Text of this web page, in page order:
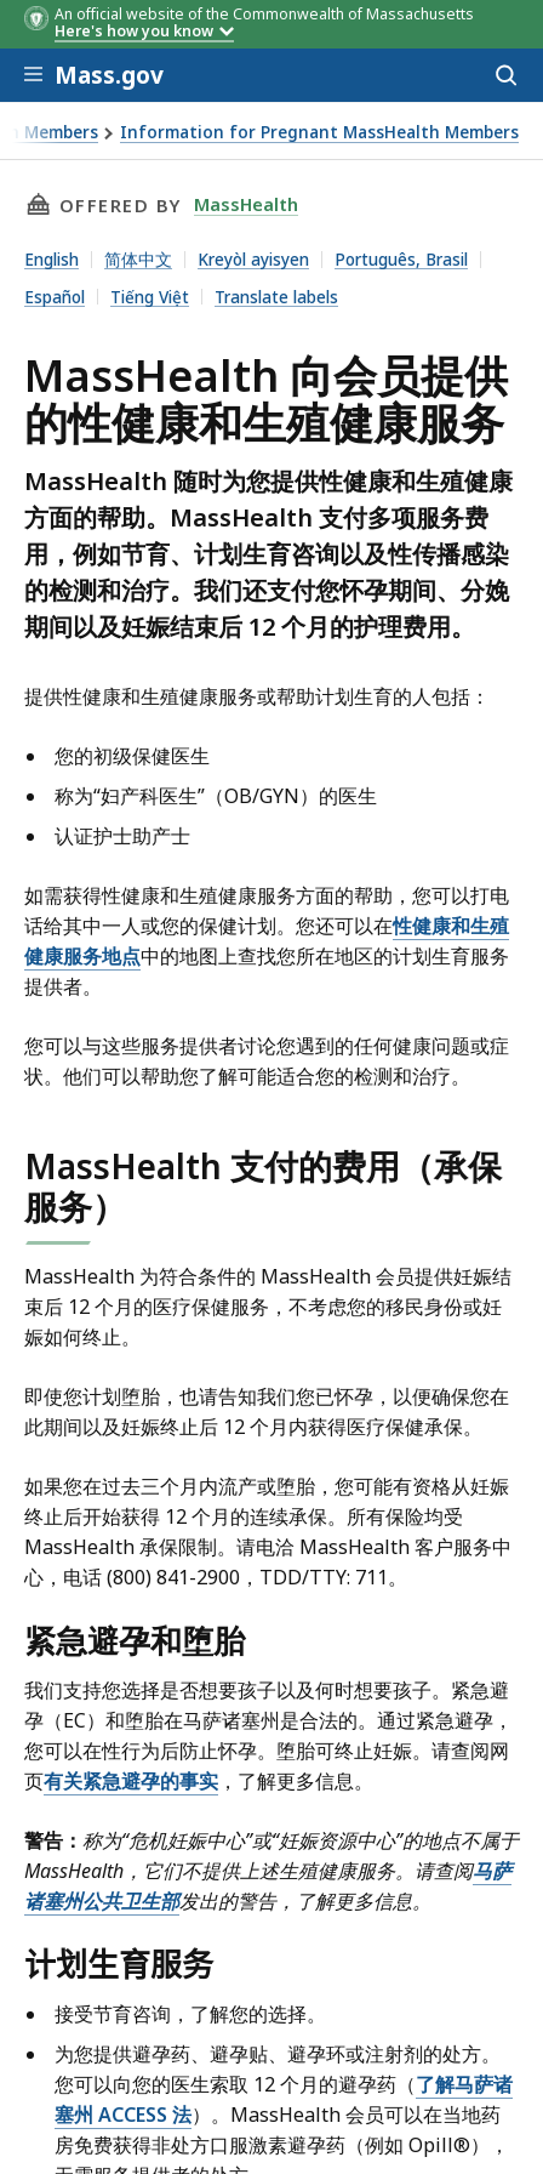
An official website of the Commonwealth of Massachusetts
Here's how you know
Skip to main content
Mass.gov
Members Information for Pregnant MassHealth Members
THIS PAGE, MASSHEALTH 向会员提供的性健康和
OFFERED BY MassHealth
English 简体中文 Kreyòl ayisyen
Português, Brasil
Español
Tiếng Việt Translate labels
MassHealth 向会员提供
的性健康和生殖健康服务
MassHealth 随时为您提供性健康和生殖健康
方面的帮助。MassHealth 支付多项服务费
用，例如节育、计划生育咨询以及性传播感染
的检测和治疗。我们还支付您怀孕期间、分娩
期间以及妊娠结束后 12 个月的护理费用。
提供性健康和生殖健康服务或帮助计划生育的人包括：
您的初级保健医生
称为“妇产科医生”（OB/GYN）的医生
认证护士助产士
如需获得性健康和生殖健康服务方面的帮助，您可以打电
话给其中一人或您的保健计划。您还可以在性健康和生殖
健康服务地点中的地图上查找您所在地区的计划生育服务
提供者。
您可以与这些服务提供者讨论您遇到的任何健康问题或症
状。他们可以帮助您了解可能适合您的检测和治疗。
MassHealth 支付的费用（承保
服务）
MassHealth 为符合条件的 MassHealth 会员提供妊娠结
束后 12 个月的医疗保健服务，不考虑您的移民身份或妊
娠如何终止。
即使您计划堕胎，也请告知我们您已怀孕，以便确保您在
此期间以及妊娠终止后 12 个月内获得医疗保健承保。
如果您在过去三个月内流产或堕胎，您可能有资格从妊娠
终止后开始获得 12 个月的连续承保。所有保险均受
MassHealth 承保限制。请电洽 MassHealth 客户服务中
心，电话 (800) 841-2900，TDD/TTY: 711。
紧急避孕和堕胎
我们支持您选择是否想要孩子以及何时想要孩子。紧急避
孕（EC）和堕胎在马萨诸塞州是合法的。通过紧急避孕，
您可以在性行为后防止怀孕。堕胎可终止妊娠。请查阅网
页有关紧急避孕的事实 ，了解更多信息。
警告： 称为“危机妊娠中心”或“妊娠资源中心”的地点不属于
MassHealth，它们不提供上述生殖健康服务。请查阅马萨
诸塞州公共卫生部发出的警告，了解更多信息。
计划生育服务
接受节育咨询，了解您的选择。
为您提供避孕药、避孕贴、避孕环或注射剂的处方。
您可以向您的医生索取 12 个月的避孕药（了解马萨诸
塞州 ACCESS 法）。MassHealth 会员可以在当地药
房免费获得非处方口服激素避孕药（例如 Opill®），